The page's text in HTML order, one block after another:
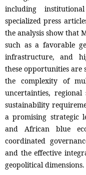
including
specialized press
the analysis show that
such as a favorable
infrastructure, and
these opportunities are
the complexity of
uncertainties,
sustainability
a promising strategic
and African blue
coordinated
and the effective
geopolitical dimensions.